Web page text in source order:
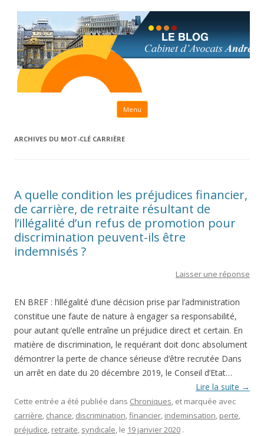
Menu Aller au contenu principal
ARCHIVES DU MOT-CLÉ CARRIÈRE
A quelle condition les préjudices financier,
de carrière, de retraite résultant de
l’illégalité d’un refus de promotion pour
discrimination peuvent-ils être
indemnisés ?
Laisser une réponse
EN BREF : l’illégalité d’une décision prise par l’administration
constitue une faute de nature à engager sa responsabilité,
pour autant qu’elle entraîne un préjudice direct et certain. En
matière de discrimination, le requérant doit donc absolument
démontrer la perte de chance sérieuse d’être recrutée Dans
un arrêt en date du 20 décembre 2019, le Conseil d’Etat…
Lire la suite →
Cette entrée a été publiée dans Chroniques, et marquée avec
carrière, chance, discrimination,financier, indeminsation, perte,
préjudice, retraite, syndicale, le 19 janvier 2020 .